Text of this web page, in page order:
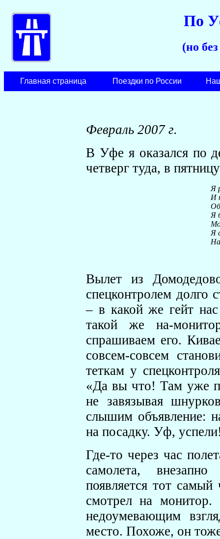
По
(но
Главная страница Поездки по России
Февраль 2007 г.
В Уфе я оказался по
четверг туда, в
Я
И
Я
Я
Вылет из
спецконтролем долго
– в какой же гейт
такой же на-
спрашиваем его.
совсем-совсем
теткам у
«Да вы что! Там уже
не завязывая
слышим объявление:
на посадку. Уф,
Где-то через час
самолета,
появляется тот
смотрел на монитор.
недоумевающим
место. Похоже, он